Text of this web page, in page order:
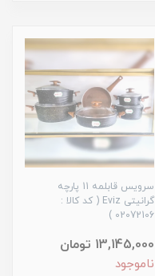
سرویس قابلمه 11 پارچه
گرانیتی Eviz ( کد کالا :
02072106 )
13,145,000 تومان
ناموجود